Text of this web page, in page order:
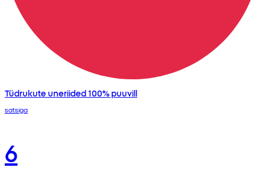
Tüdrukute uneriided 100% puuvill
satsiga
6